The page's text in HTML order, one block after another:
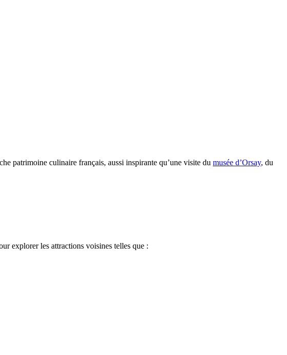
patrimoine culinaire français, aussi inspirante qu’une visite du musée d’Orsay, du
explorer les attractions voisines telles que :